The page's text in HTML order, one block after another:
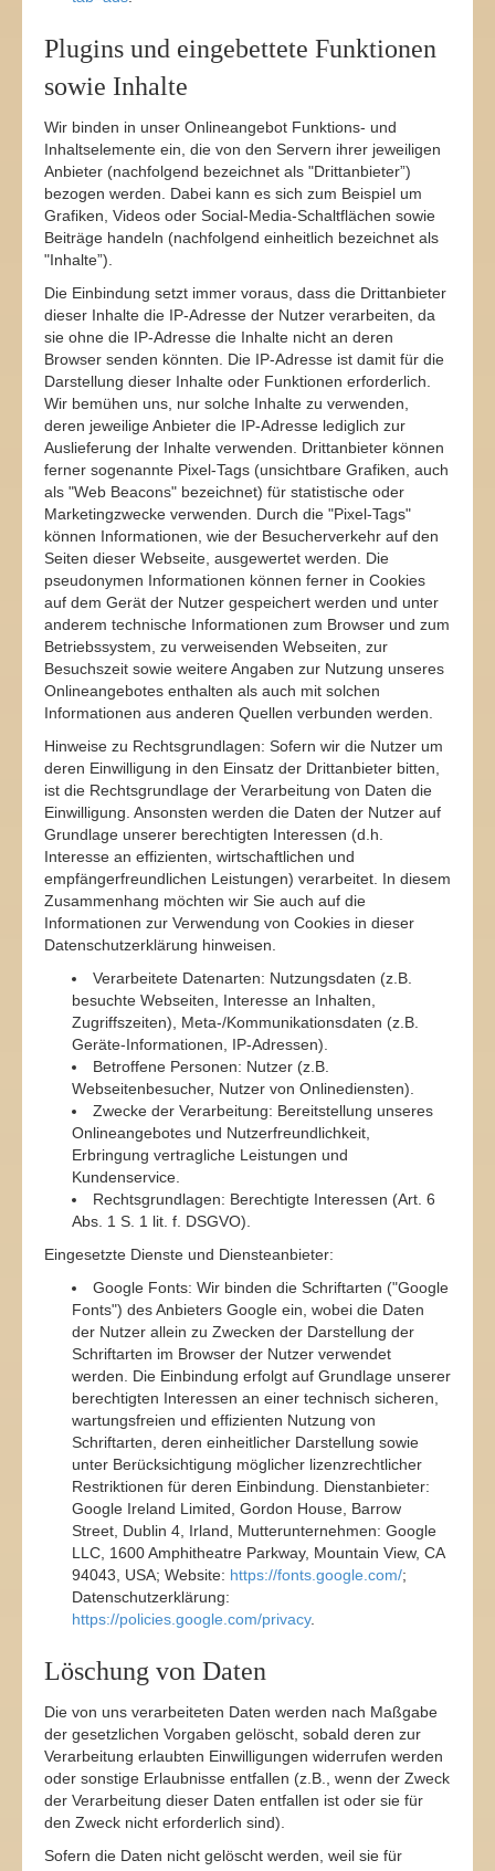
Plugins und eingebettete Funktionen
sowie Inhalte
Wir binden in unser Onlineangebot Funktions- und
Inhaltselemente ein, die von den Servern ihrer jeweiligen
Anbieter (nachfolgend bezeichnet als "Drittanbieter”)
bezogen werden. Dabei kann es sich zum Beispiel um
Grafiken, Videos oder Social-Media-Schaltflächen sowie
Beiträge handeln (nachfolgend einheitlich bezeichnet als
"Inhalte”).
Die Einbindung setzt immer voraus, dass die Drittanbieter
dieser Inhalte die IP-Adresse der Nutzer verarbeiten, da
sie ohne die IP-Adresse die Inhalte nicht an deren
Browser senden könnten. Die IP-Adresse ist damit für die
Darstellung dieser Inhalte oder Funktionen erforderlich.
Wir bemühen uns, nur solche Inhalte zu verwenden,
deren jeweilige Anbieter die IP-Adresse lediglich zur
Auslieferung der Inhalte verwenden. Drittanbieter können
ferner sogenannte Pixel-Tags (unsichtbare Grafiken, auch
als "Web Beacons" bezeichnet) für statistische oder
Marketingzwecke verwenden. Durch die "Pixel-Tags"
können Informationen, wie der Besucherverkehr auf den
Seiten dieser Webseite, ausgewertet werden. Die
pseudonymen Informationen können ferner in Cookies
auf dem Gerät der Nutzer gespeichert werden und unter
anderem technische Informationen zum Browser und zum
Betriebssystem, zu verweisenden Webseiten, zur
Besuchszeit sowie weitere Angaben zur Nutzung unseres
Onlineangebotes enthalten als auch mit solchen
Informationen aus anderen Quellen verbunden werden.
Hinweise zu Rechtsgrundlagen: Sofern wir die Nutzer um
deren Einwilligung in den Einsatz der Drittanbieter bitten,
ist die Rechtsgrundlage der Verarbeitung von Daten die
Einwilligung. Ansonsten werden die Daten der Nutzer auf
Grundlage unserer berechtigten Interessen (d.h.
Interesse an effizienten, wirtschaftlichen und
empfängerfreundlichen Leistungen) verarbeitet. In diesem
Zusammenhang möchten wir Sie auch auf die
Informationen zur Verwendung von Cookies in dieser
Datenschutzerklärung hinweisen.
Verarbeitete Datenarten: Nutzungsdaten (z.B.
besuchte Webseiten, Interesse an Inhalten,
Zugriffszeiten), Meta-/Kommunikationsdaten (z.B.
Geräte-Informationen, IP-Adressen).
Betroffene Personen: Nutzer (z.B.
Webseitenbesucher, Nutzer von Onlinediensten).
Zwecke der Verarbeitung: Bereitstellung unseres
Onlineangebotes und Nutzerfreundlichkeit,
Erbringung vertragliche Leistungen und
Kundenservice.
Rechtsgrundlagen: Berechtigte Interessen (Art. 6
Abs. 1 S. 1 lit. f. DSGVO).
Eingesetzte Dienste und Diensteanbieter:
Google Fonts: Wir binden die Schriftarten ("Google
Fonts") des Anbieters Google ein, wobei die Daten
der Nutzer allein zu Zwecken der Darstellung der
Schriftarten im Browser der Nutzer verwendet
werden. Die Einbindung erfolgt auf Grundlage unserer
berechtigten Interessen an einer technisch sicheren,
wartungsfreien und effizienten Nutzung von
Schriftarten, deren einheitlicher Darstellung sowie
unter Berücksichtigung möglicher lizenzrechtlicher
Restriktionen für deren Einbindung. Dienstanbieter:
Google Ireland Limited, Gordon House, Barrow
Street, Dublin 4, Irland, Mutterunternehmen: Google
LLC, 1600 Amphitheatre Parkway, Mountain View, CA
94043, USA; Website: https://fonts.google.com/;
Datenschutzerklärung:
https://policies.google.com/privacy.
Löschung von Daten
Die von uns verarbeiteten Daten werden nach Maßgabe
der gesetzlichen Vorgaben gelöscht, sobald deren zur
Verarbeitung erlaubten Einwilligungen widerrufen werden
oder sonstige Erlaubnisse entfallen (z.B., wenn der Zweck
der Verarbeitung dieser Daten entfallen ist oder sie für
den Zweck nicht erforderlich sind).
Sofern die Daten nicht gelöscht werden, weil sie für